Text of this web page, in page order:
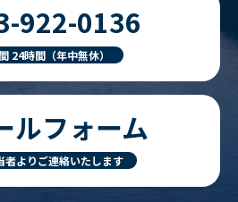
922-0136
24時間（年中無休）
ルフォーム
者よりご連絡いたします